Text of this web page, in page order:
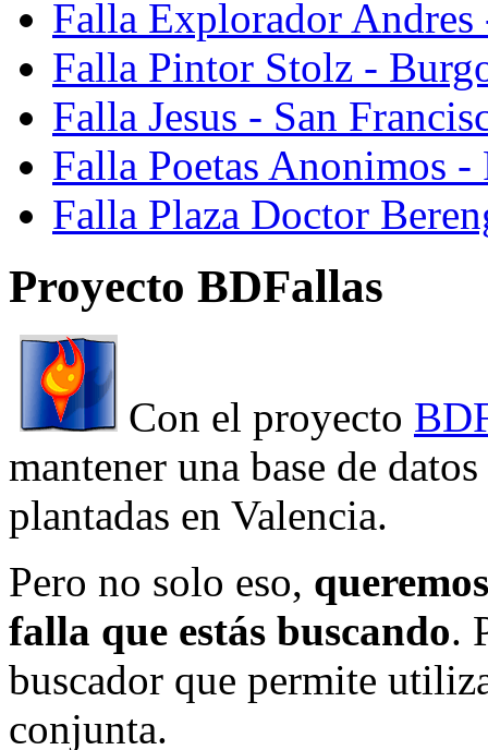
Falla Explorador Andres
Falla Pintor Stolz -
Falla Jesus - San
Falla Poetas Anonimos
Falla Plaza Doctor
Proyecto BDFallas
Con el proyecto
mantener una base de
plantadas en Valencia.
Pero no solo eso,
falla que estás buscando.
buscador que permite
conjunta.